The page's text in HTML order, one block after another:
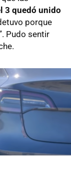
3 quedó unido
porque
Pudo sentir